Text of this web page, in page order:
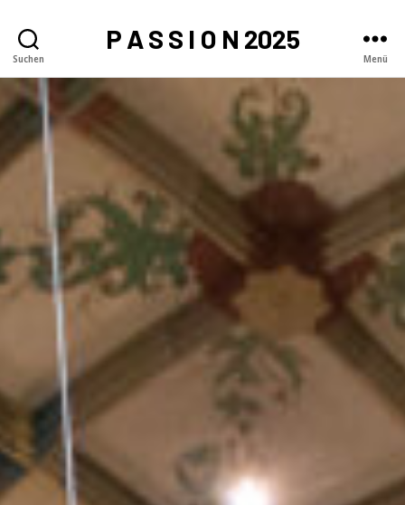
Suchen
P A S S I O N 2025
Menü